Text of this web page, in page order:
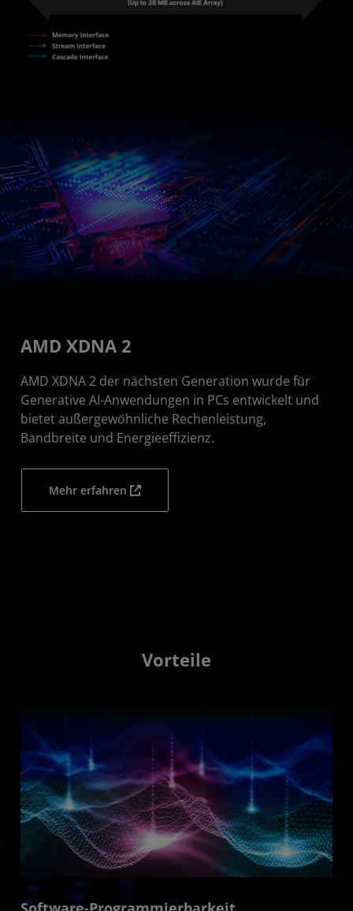
AMD XDNA 2
AMD XDNA 2 der nächsten Generation wurde für
Generative AI-Anwendungen in PCs entwickelt und
bietet außergewöhnliche Rechenleistung,
Bandbreite und Energieeffizienz.
Mehr erfahren
Vorteile